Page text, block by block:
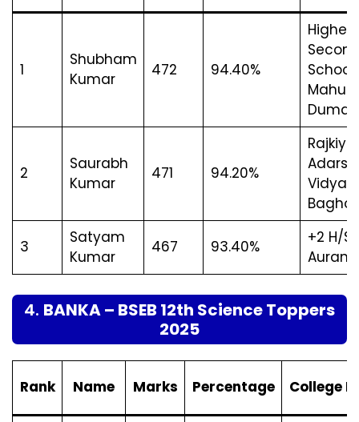
1
Shubham
Kumar
472 94.40%
Higher
School,
Mahuli
2
Saurabh
Kumar
471 94.20%
Baghoi
3
Satyam
Kumar
467 93.40%
+2 H/S
4. BANKA – BSEB 12th Science Toppers
2025
Rank Name Marks Percentage College